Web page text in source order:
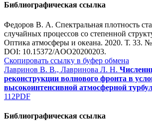
Библиографическая ссылка
Федоров В. А. Спектральная плотность
случайных процессов со степенной
Оптика атмосферы и океана. 2020. Т. 33.
DOI: 10.15372/AOO20200203.
Скопировать ссылку в буфер обмена
Лавринов В. В., Лавринова Л. Н.
реконструкции волнового фронта в
высокоинтенсивной атмосферной
112PDF
Библиографическая ссылка